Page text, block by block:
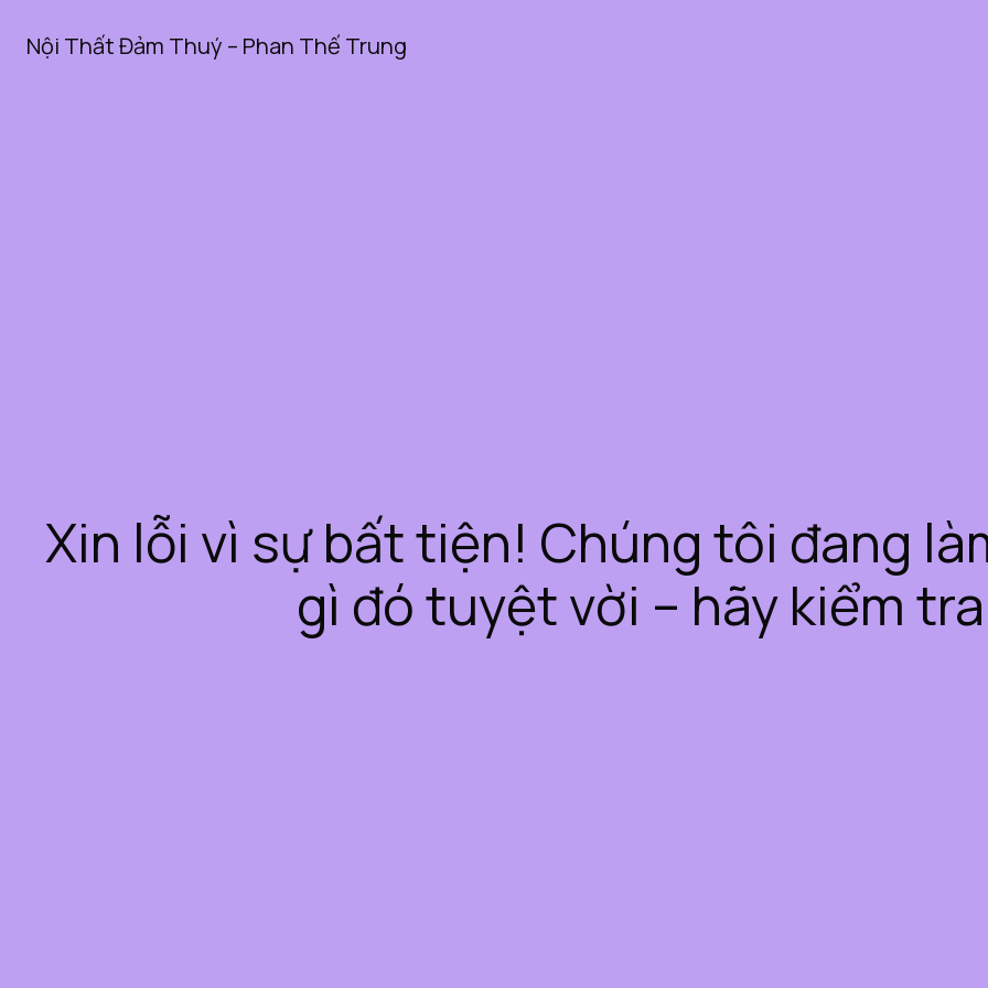
Nội Thất Đảm Thuý – Phan Thế Trung
Xin lỗi vì sự bất tiện! Chúng tôi đang
gì đó tuyệt vời – hãy kiểm